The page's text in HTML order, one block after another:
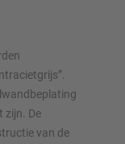
zijn. De
van de